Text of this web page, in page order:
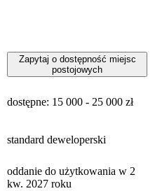
Zapytaj o dostępność miejsc
postojowych
dostępne: 15 000 - 25 000 zł
standard deweloperski
oddanie do użytkowania w 2
kw. 2027 roku